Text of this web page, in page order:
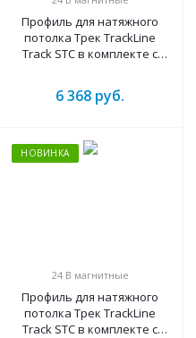
Профиль для натяжного
потолка Трек TrackLine
Track STC в комплекте с
ral9003 белый)
6 368 руб.
НОВИНКА
24 B магнитные
Профиль для натяжного
потолка Трек TrackLine
Track STC в комплекте с